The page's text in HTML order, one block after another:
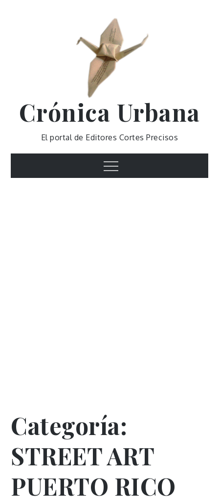
Crónica Urbana
El portal de Editores Cortes Precisos
Menu
Categoría:
STREET ART
PUERTO RICO